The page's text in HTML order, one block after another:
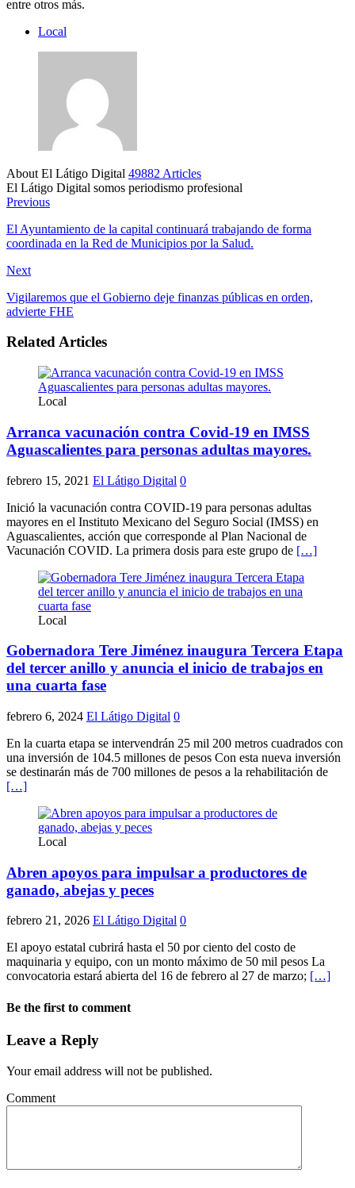
entre otros más.
Local
About El Látigo Digital 49882 Articles
El Látigo Digital somos periodismo profesional
Website
Facebook
Previous
El Ayuntamiento de la capital continuará trabajando de forma
coordinada en la Red de Municipios por la Salud.
Next
Vigilaremos que el Gobierno deje finanzas públicas en orden,
advierte FHE
Related Articles
Local
Arranca vacunación contra Covid-19 en IMSS
Aguascalientes para personas adultas mayores.
febrero 15, 2021 El Látigo Digital 0
Inició la vacunación contra COVID-19 para personas adultas
mayores en el Instituto Mexicano del Seguro Social (IMSS) en
Aguascalientes, acción que corresponde al Plan Nacional de
Vacunación COVID. La primera dosis para este grupo de […]
Local
Gobernadora Tere Jiménez inaugura Tercera Etapa
del tercer anillo y anuncia el inicio de trabajos en
una cuarta fase
febrero 6, 2024 El Látigo Digital 0
En la cuarta etapa se intervendrán 25 mil 200 metros cuadrados con
una inversión de 104.5 millones de pesos Con esta nueva inversión
se destinarán más de 700 millones de pesos a la rehabilitación de
[…]
Local
Abren apoyos para impulsar a productores de
ganado, abejas y peces
febrero 21, 2026 El Látigo Digital 0
El apoyo estatal cubrirá hasta el 50 por ciento del costo de
maquinaria y equipo, con un monto máximo de 50 mil pesos La
convocatoria estará abierta del 16 de febrero al 27 de marzo; […]
Be the first to comment
Leave a Reply
Your email address will not be published.
Comment